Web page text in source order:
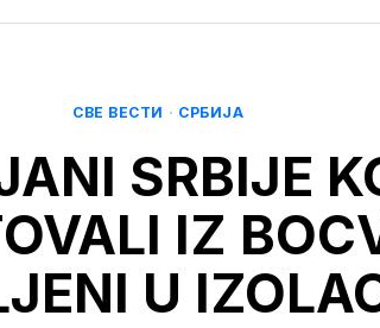
СВЕ ВЕСТИ · СРБИЈА
SRBIJE
IZ
U